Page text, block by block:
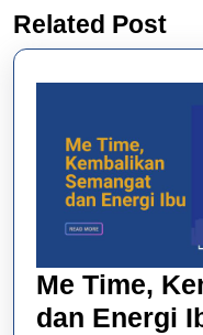
post:
Related Post
Me Time,
dan Energi